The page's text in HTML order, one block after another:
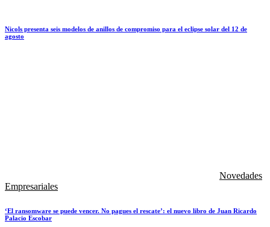
Nicols presenta seis modelos de anillos de compromiso para el eclipse solar del 12 de
agosto
Novedades
Empresariales
‘El ransomware se puede vencer. No pagues el rescate’: el nuevo libro de Juan Ricardo
Palacio Escobar